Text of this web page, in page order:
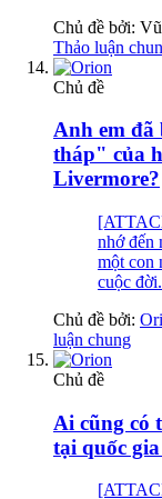
Chủ đề bởi:
Thảo luận
Chủ đề
Anh em
tháp" của
Livermore?
nhớ đến
một con
cuộc
Chủ đề bởi:
luận chung
Chủ đề
Ai cũng có
tại quốc